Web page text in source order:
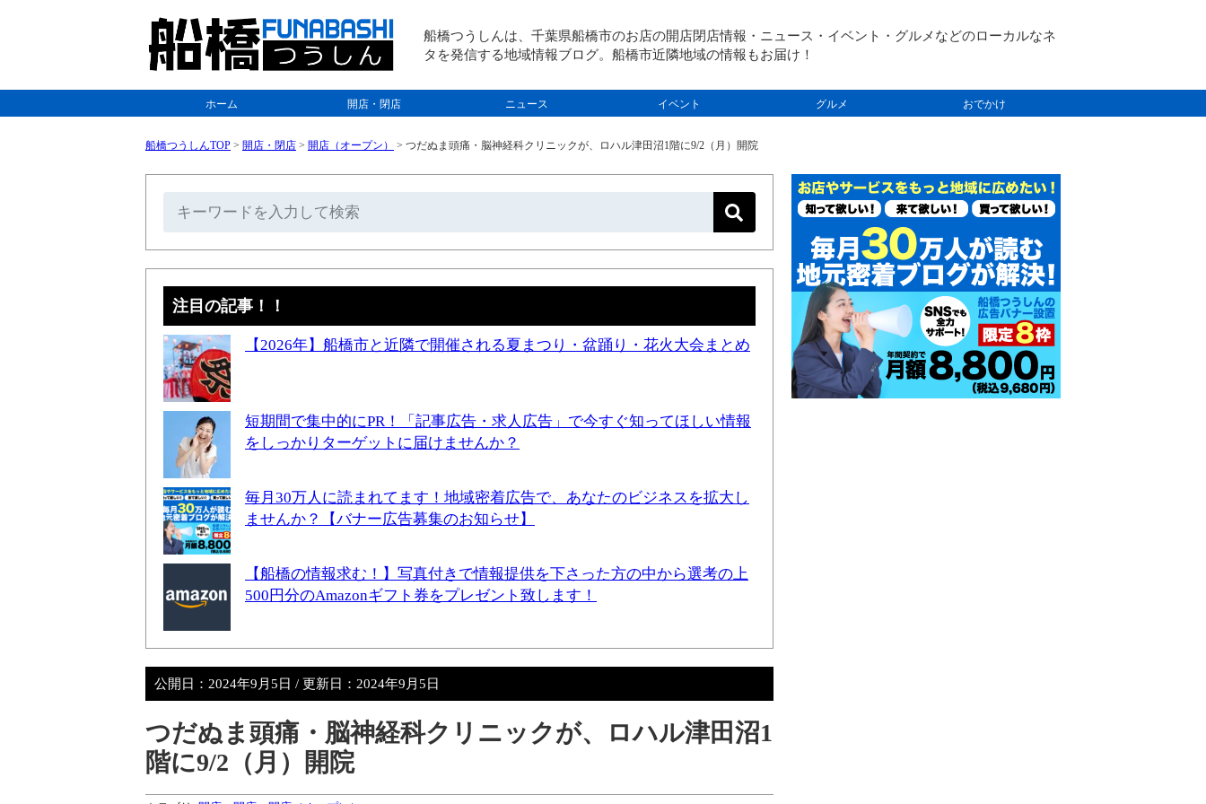
船橋つうしんは、千葉県船橋市のお店の開店閉店情報・ニュース・イベント・グルメなどのローカルなネ
タを発信する地域情報ブログ。船橋市近隣地域の情報もお届け！
ホーム 開店・閉店 ニュース イベント グルメ おでかけ
船橋つうしんTOP > 開店・閉店 > 開店（オープン） > つだぬま頭痛・脳神経科クリニックが、ロハル津田沼1階に9/2（月）開院
注目の記事！！
【2026年】船橋市と近隣で開催される夏まつり・盆踊り・花火大会まとめ
短期間で集中的にPR！「記事広告・求人広告」で今すぐ知ってほしい情報
をしっかりターゲットに届けませんか？
毎月30万人に読まれてます！地域密着広告で、あなたのビジネスを拡大し
ませんか？【バナー広告募集のお知らせ】
【船橋の情報求む！】写真付きで情報提供を下さった方の中から選考の上
500円分のAmazonギフト券をプレゼント致します！
公開日： 2024年9月5日 / 更新日： 2024年9月5日
つだぬま頭痛・脳神経科クリニックが、ロハル津田沼1
階に9/2（月）開院